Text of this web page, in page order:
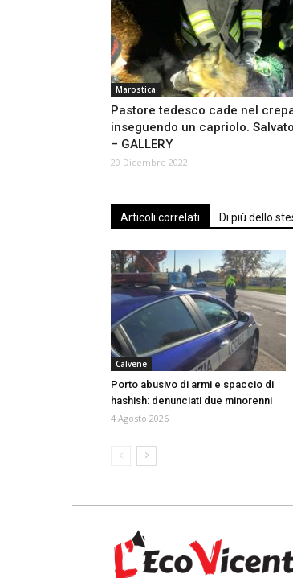
Marostica
Pastore tedesco cade nel
inseguendo un capriolo.
– GALLERY
20 Dicembre 2022
Articoli correlati Di più dello
Calvene
Porto abusivo di armi e spaccio di
hashish: denunciati due minorenni
4 Agosto 2026